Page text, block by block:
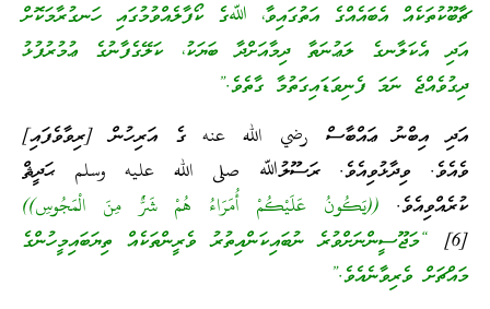
ޗާބޫކުތަކެއް އެބައެއްގެ އަތުގައިވާ، ﷲގެ ކޯފާލެއްވުމުގައި ހަނގުރާމަކޮށް
އަދި އެކަލާނގެ ލަޢުނަތާ ދިމާއަށްދާ ބަޔަކު، ކަލޭގެފާނުގެ ޢުމުރުފުޅު
ދިގުވެއްޖެ ނަމަ ފެނިވަޑައިގަތުމާ ގާތެވެ.”
އަދި އިބްނު ޢައްބާސް رضي الله عنه ގެ އަރިހުން [ރިވާވެފައި]
ވެއެވެ. ވިދާޅުވިއެވެ. ރަސޫލުﷲ صلى الله عليه وسلم ޙަދީޘް
ކުރެއްވިއެވެ. ((يَكُونُ عَلَيْكُمْ أُمَرَاءُ هُمْ شَرٌّ مِنَ الْمَجُوسِ))
[6]
“މަޖޫސީންނަށްވުރެ ނުބައިކަންއިތުރު ވެރީންތަކެއް ތިޔަބައިމީހުންގެ
މައްޗަށް ވެރިވާނެއެވެ.”